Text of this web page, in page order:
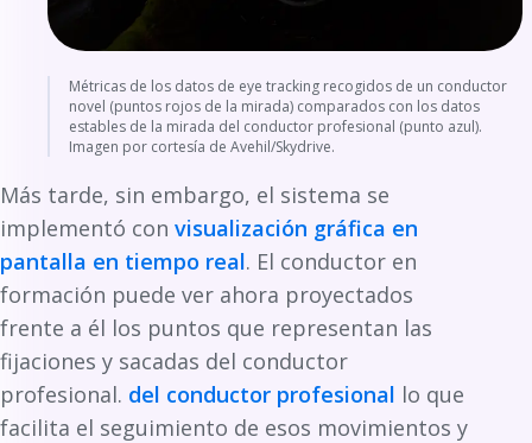
Métricas de los datos de eye tracking recogidos de un conductor
novel (puntos rojos de la mirada) comparados con los datos
estables de la mirada del conductor profesional (punto azul).
Imagen por cortesía de Avehil/Skydrive.
Más tarde, sin embargo, el sistema se
implementó con visualización gráfica en
pantalla en tiempo real. El conductor en
formación puede ver ahora proyectados
frente a él los puntos que representan las
fijaciones y sacadas del conductor
profesional. del conductor profesional lo que
facilita el seguimiento de esos movimientos y